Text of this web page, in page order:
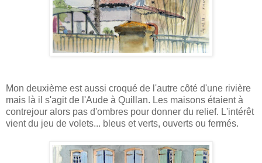
Mon deuxième est aussi croqué de l'autre côté d'une rivière
mais là il s'agit de l'Aude à Quillan. Les maisons étaient à
contrejour alors pas d'ombres pour donner du relief. L'intérêt
vient du jeu de volets... bleus et verts, ouverts ou fermés.